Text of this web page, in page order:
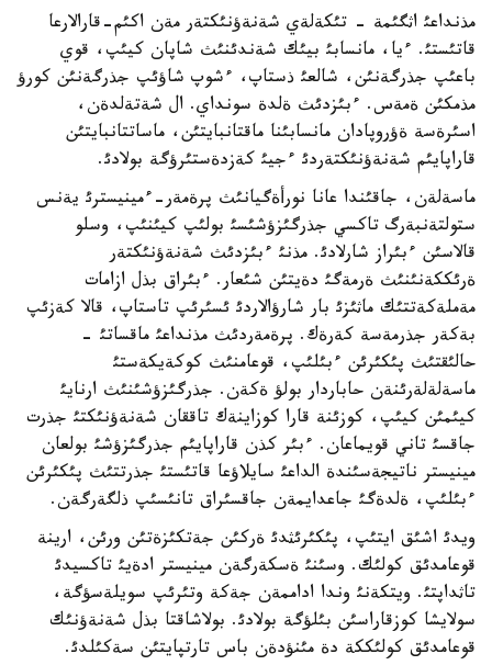
مذنداعئ اثگئمة - تئكةلةي شةنةؤنئكتةر مةن اكئم-قارالارعا
قاتئستئ. ءيا، مانسابئ بيئك شةندئنئث شاپان كيئپ، قوي
باعئپ جذرگةنئن، شالعئ ذستاپ، ءشوپ شاؤئپ جذرگةنئن كورؤ
مذمكئن ةمةس. ءبئزدئث ةلدة سونداي. ال شةتةلدةن،
اسئرةسة ةؤروپادان مانسابئنا ماقتانبايتئن، ماساتتانبايتئن
قاراپايئم شةنةؤنئكتةردئ ءجيئ كةزدةستئرؤگة بولادئ.
ماسةلةن، جاقئندا عانا نورأةگيانئث پرةمةر-ءمينيسترئ يةنس
ستولتةنبةرگ تاكسي جذرگئزؤشئسئ بولئپ كيئنئپ، وسلو
قالاسئن ءبئراز شارلادئ. مذنئ ءبئزدئث شةنةؤنئكتةر
ةرئككةنئنئث ةرمةگئ دةيتئن شئعار. ءبئراق بذل ازامات
مةملةكةتتئك ماثئزئ بار شارؤالاردئ ئسئرئپ تاستاپ، قالا كةزئپ
بةكةر جذرمةسة كةرةك. پرةمةردئث مذنداعئ ماقساتئ -
حالئقتئث پئكئرئن ءبئلئپ، قوعامنئث كوكةيكةستئ
ماسةلةلةرئنةن حاباردار بولؤ ةكةن. جذرگئزؤشئنئث ارنايئ
كيئمئن كيئپ، كوزئنة قارا كوزاينةك تاققان شةنةؤنئكتئ جذرت
جاقسئ تاني قويماعان. ءبئر كذن قاراپايئم جذرگئزؤشئ بولعان
مينيستر ناتيجةسئندة الداعئ سايلاؤعا قاتئستئ جذرتتئث پئكئرئن
ءبئلئپ، ةلدةگئ جاعدايمةن جاقسئراق تانئسئپ ذلگةرگةن.
ويدئ اشئق ايتئپ، پئكئرئثدئ ةركئن جةتكئزةتئن ورئن، ارينة
قوعامدئق كولئك. وسئنئ ةسكةرگةن مينيستر ادةيئ تاكسيدئ
تاثداپتئ. ويتكةنئ وندا اداممةن جةكة وتئرئپ سويلةسؤگة،
سولايشا كوزقاراسئن بئلؤگة بولادئ. بولاشاقتا بذل شةنةؤنئك
قوعامدئق كولئككة دة مئنؤدةن باس تارتپايتئن سةكئلدئ.